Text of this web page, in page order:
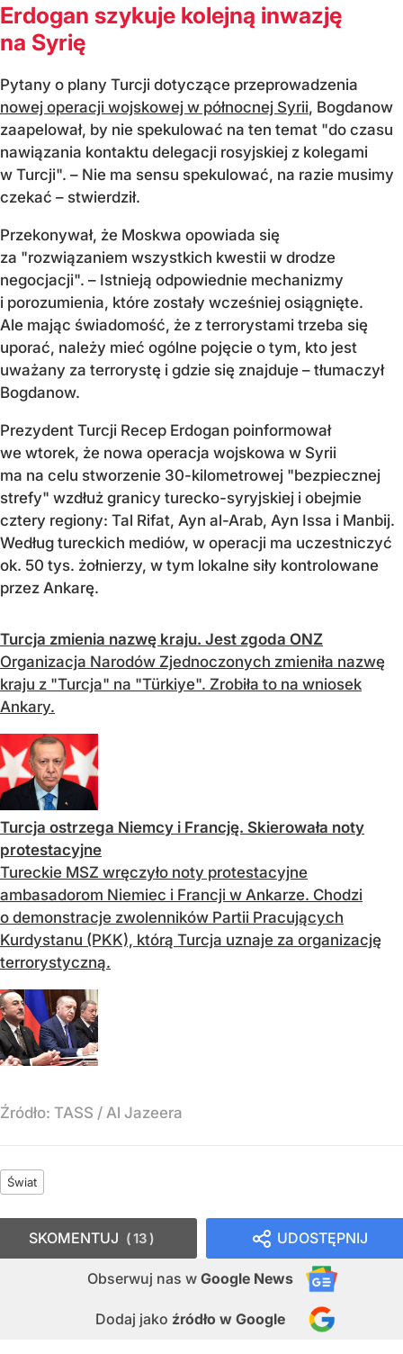
Erdogan szykuje kolejną inwazję
na Syrię
Pytany o plany Turcji dotyczące przeprowadzenia
nowej operacji wojskowej w północnej Syrii, Bogdanow
zaapelował, by nie spekulować na ten temat "do czasu
nawiązania kontaktu delegacji rosyjskiej z kolegami
w Turcji". – Nie ma sensu spekulować, na razie musimy
czekać – stwierdził.
Przekonywał, że Moskwa opowiada się
za "rozwiązaniem wszystkich kwestii w drodze
negocjacji". – Istnieją odpowiednie mechanizmy
i porozumienia, które zostały wcześniej osiągnięte.
Ale mając świadomość, że z terrorystami trzeba się
uporać, należy mieć ogólne pojęcie o tym, kto jest
uważany za terrorystę i gdzie się znajduje – tłumaczył
Bogdanow.
Prezydent Turcji Recep Erdogan poinformował
we wtorek, że nowa operacja wojskowa w Syrii
ma na celu stworzenie 30-kilometrowej "bezpiecznej
strefy" wzdłuż granicy turecko-syryjskiej i obejmie
cztery regiony: Tal Rifat, Ayn al-Arab, Ayn Issa i Manbij.
Według tureckich mediów, w operacji ma uczestniczyć
ok. 50 tys. żołnierzy, w tym lokalne siły kontrolowane
przez Ankarę.
Turcja zmienia nazwę kraju. Jest zgoda ONZ
Organizacja Narodów Zjednoczonych zmieniła nazwę
kraju z "Turcja" na "Türkiye". Zrobiła to na wniosek
Ankary.
Turcja ostrzega Niemcy i Francję. Skierowała noty
protestacyjne
Tureckie MSZ wręczyło noty protestacyjne
ambasadorom Niemiec i Francji w Ankarze. Chodzi
o demonstracje zwolenników Partii Pracujących
Kurdystanu (PKK), którą Turcja uznaje za organizację
terrorystyczną.
Źródło: TASS / Al Jazeera
Świat
UDOSTĘPNIJ
Obserwuj nas w Google News
Dodaj jako źródło w Google
SKOMENTUJ 13